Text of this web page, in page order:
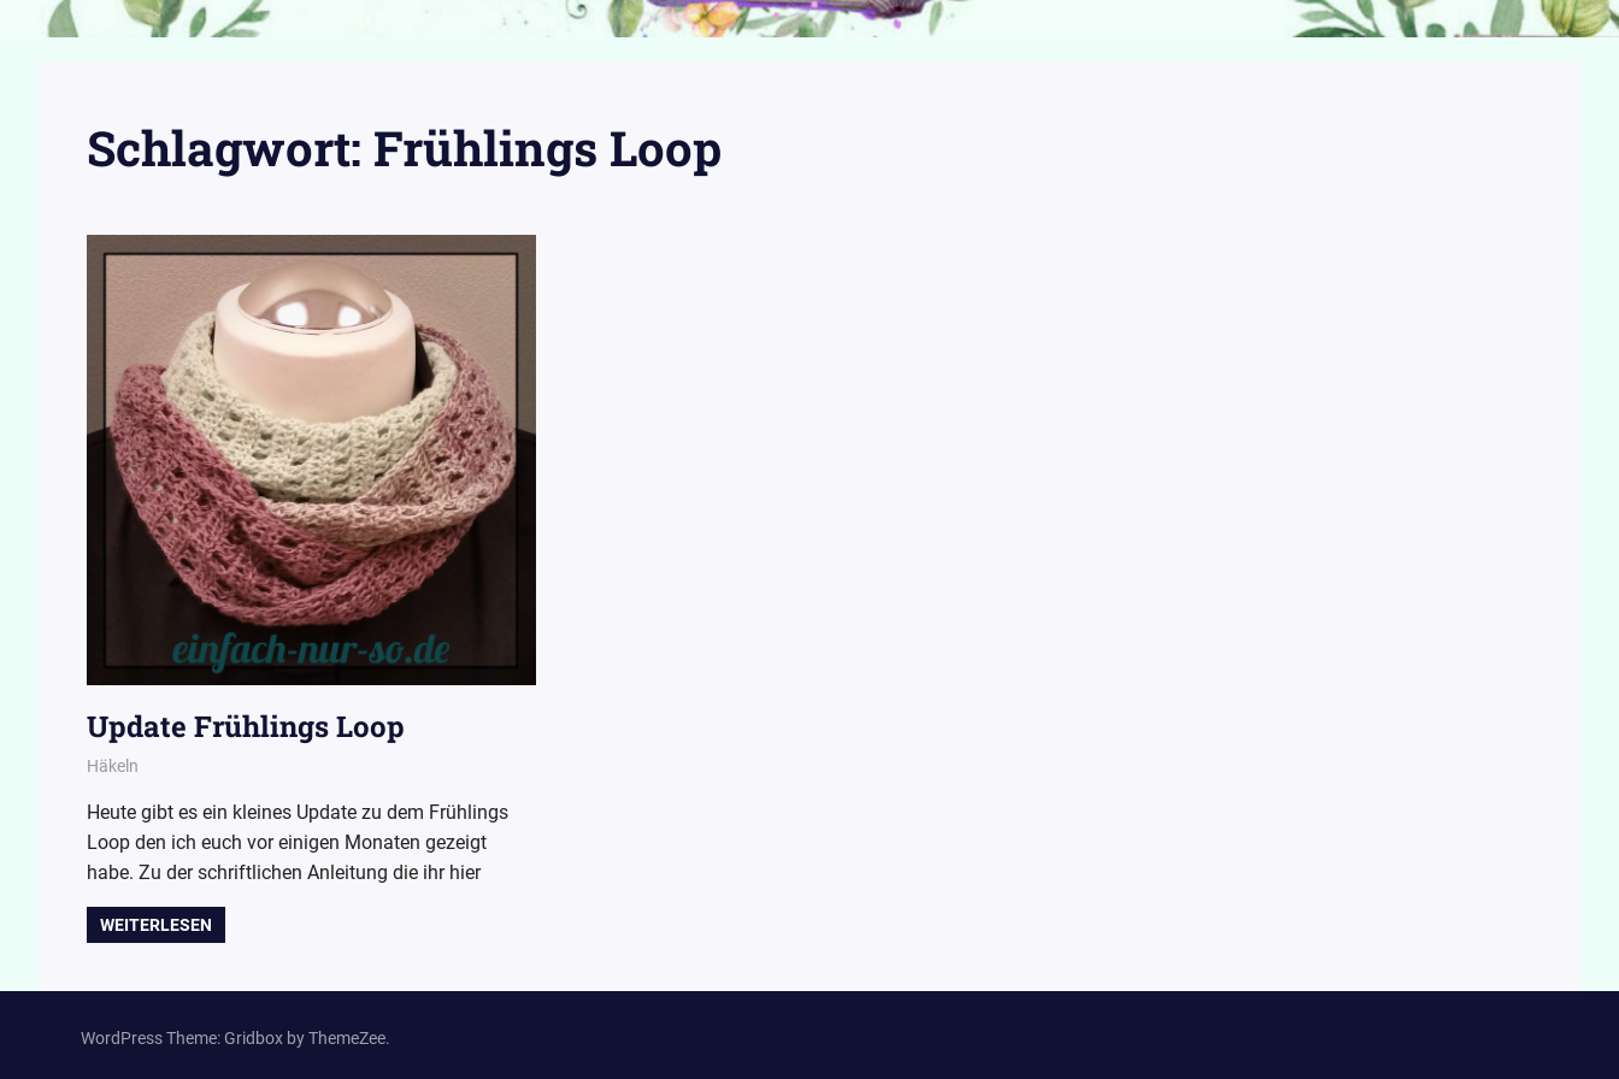
Schlagwort: Frühlings Loop
Update Frühlings Loop
27. September 2016
Wollpoesie
Häkeln
Heute gibt es ein kleines Update zu dem Frühlings
Loop den ich euch vor einigen Monaten gezeigt
habe. Zu der schriftlichen Anleitung die ihr hier
WEITERLESEN
WordPress Theme: Gridbox by ThemeZee.